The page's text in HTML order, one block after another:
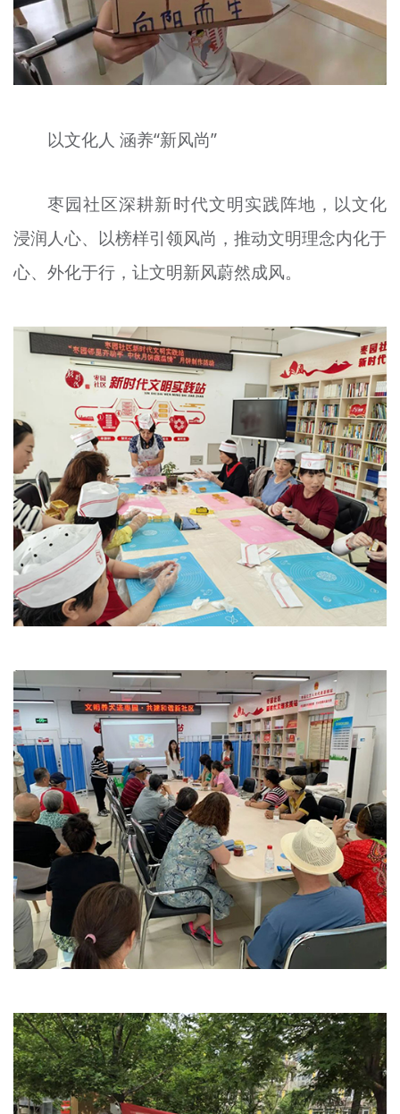
以文化人 涵养“新风尚”
枣园社区深耕新时代文明实践阵地，以文化
浸润人心、以榜样引领风尚，推动文明理念内化于
心、外化于行，让文明新风蔚然成风。